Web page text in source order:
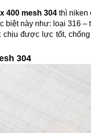
400 mesh 304 thì niken
biệt này như: loại 316
được lực tốt,
304